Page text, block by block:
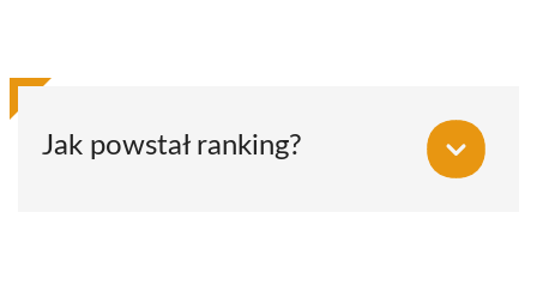
Jak powstał ranking?